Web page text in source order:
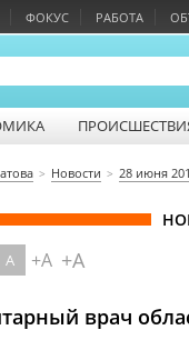
ФОКУС РАБОТА
Новости 28 июня
A +A +A
врач